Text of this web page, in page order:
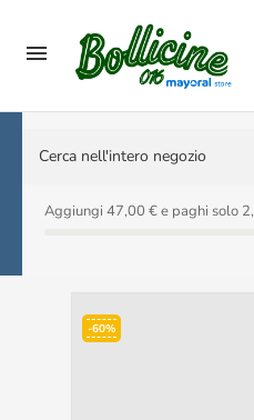

Aggiungi 47,00 € e paghi solo
-60%